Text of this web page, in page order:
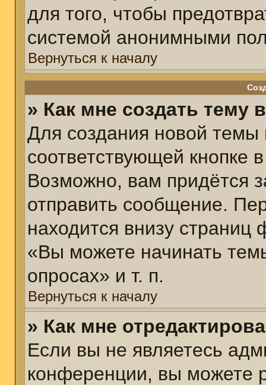
для того, чтобы
системой анонимными
Вернуться к началу
» Как мне создать тему
Для создания новой
соответствующей кнопке
Возможно, вам придётся
отправить сообщение.
находится внизу
«Вы можете начинать
опросах» и т. п.
Вернуться к началу
» Как мне
Если вы не являетесь
конференции, вы можете